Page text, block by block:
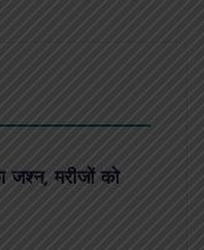
जश्न, मरीजों को